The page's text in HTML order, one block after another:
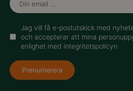
Jag vill få e-postutskick med
och accepterar att mina
enlighet med integritetspolicyn
Prenumerera